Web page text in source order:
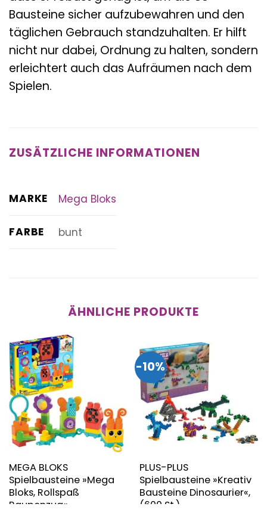
Bausteine sicher aufzubewahren und den
täglichen Gebrauch standzuhalten. Er hilft
nicht nur dabei, Ordnung zu halten, sondern
erleichtert auch das Aufräumen nach dem
Spielen.
ZUSÄTZLICHE INFORMATIONEN
MARKE Mega Bloks
FARBE bunt
ÄHNLICHE PRODUKTE
MEGA BLOKS
Spielbausteine »Mega
Bloks, Rollspaß
Raupenzug«
-10%
PLUS-PLUS
Spielbausteine »Kreativ
Bausteine Dinosaurier«,
(600 St.)